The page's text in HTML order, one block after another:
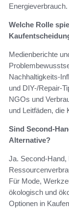
Energieverbrauch.
Welche Rolle
Medienberichte
Nachhaltigkeits-
und DIY-/Repair-
NGOs und
und Leitfäden, die
Sind Second-
Alternative?
Ja. Second-Hand,
Für Mode,
ökologisch und
Optionen in